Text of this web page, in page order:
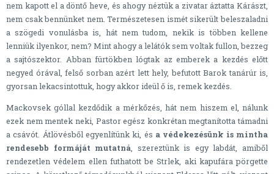
nem kapott el a döntő heve, és ahogy néztük a zivatar áztatta Kárászt,
nem csak bennünket nem. Természetesen ismét sikerült beleszaladni
a szögedi vonulásba is, hát nem tudom, nekik is többen kellene
lenniük ilyenkor, nem? Mint ahogy a lelátók sem voltak fullon, bezzeg
a sajtószektor. Abban fürtökben lógtak az emberek a kezdés előtt
negyed órával, felső sorban azért lett hely, befutott Barok tanárúr is,
gyorsan lekacsintottuk, hogy akkor ideül ő is, remek kezdés.
Mackovsek góllal kezdődik a mérkőzés, hát nem hiszem el, nálunk
ezek nem mentek neki, Pastor egész konkrétan megtanította támadni
a csávót. Átlövésből egyenlítünk ki, és a védekezésünk is mintha
rendesebb formáját mutatná , szereztünk is egy labdát, amiből
rendezetlen védelem ellen futhatott be Strlek, aki kapufára pörgette